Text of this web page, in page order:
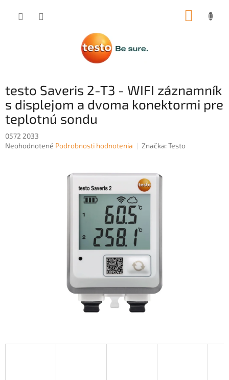
testo Saveris 2-T3 - WIFI záznamník
s displejom a dvoma konektormi pre
teplotnú sondu
0572 2033
Priemerné
Neohodnotené Podrobnosti hodnotenia Značka:Testo